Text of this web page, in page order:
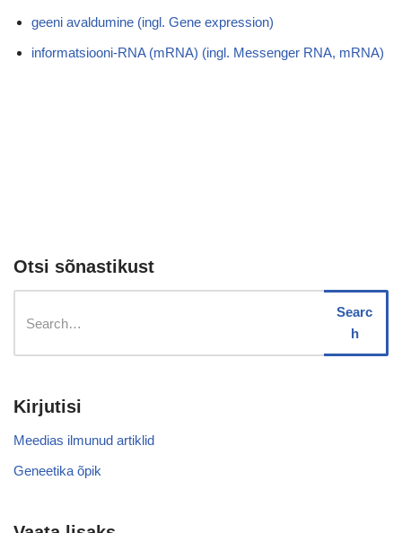
geeni avaldumine (ingl. Gene expression)
informatsiooni-RNA (mRNA) (ingl. Messenger RNA, mRNA)
Otsi sõnastikust
Searc
h
Kirjutisi
Meedias ilmunud artiklid
Geneetika õpik